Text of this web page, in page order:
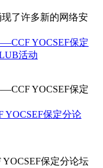
了许多新的网络安
YOCSEF保定
活动
YOCSEF保定
保定分论
保定分论坛